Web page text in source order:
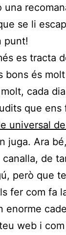
una
se li
punt!
es tracta
bons és
cada
que ens
universal
juga. Ara
canalla, de
però que
fer com fa
enorme
web i